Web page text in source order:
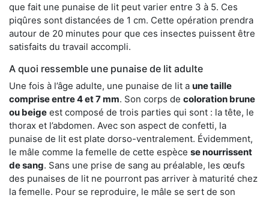
que fait une punaise de lit peut varier entre 3 à 5. Ces
piqûres sont distancées de 1 cm. Cette opération prendra
autour de 20 minutes pour que ces insectes puissent être
satisfaits du travail accompli.
A quoi ressemble une punaise de lit adulte
Une fois à l’âge adulte, une punaise de lit a une taille
comprise entre 4 et 7 mm. Son corps de coloration brune
ou beige est composé de trois parties qui sont : la tête, le
thorax et l’abdomen. Avec son aspect de confetti, la
punaise de lit est plate dorso-ventralement. Évidemment,
le mâle comme la femelle de cette espèce se nourrissent
de sang. Sans une prise de sang au préalable, les œufs
des punaises de lit ne pourront pas arriver à maturité chez
la femelle. Pour se reproduire, le mâle se sert de son